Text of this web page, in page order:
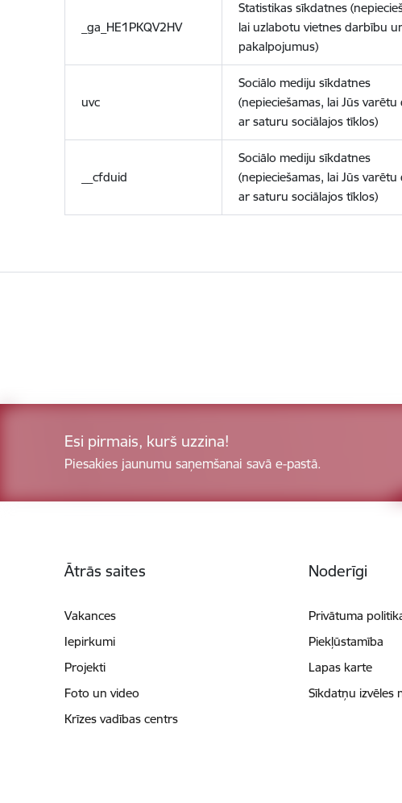
_ga_HE1PKQV2HV
Statistikas sīkdatnes
lai uzlabotu vietnes darbību
pakalpojumus)
uvc
Sociālo mediju sīkdatnes
(nepieciešamas, lai Jūs varētu
ar saturu sociālajos tīklos)
__cfduid
Sociālo mediju sīkdatnes
(nepieciešamas, lai Jūs varētu
ar saturu sociālajos tīklos)
Esi pirmais, kurš uzzina!
Piesakies jaunumu saņemšanai savā e-pastā.
Ātrās saites
Vakances
Iepirkumi
Projekti
Foto un video
Krīzes vadības centrs
Noderīgi
Privātuma
Piekļūstamība
Lapas karte
Sīkdatņu izvēles